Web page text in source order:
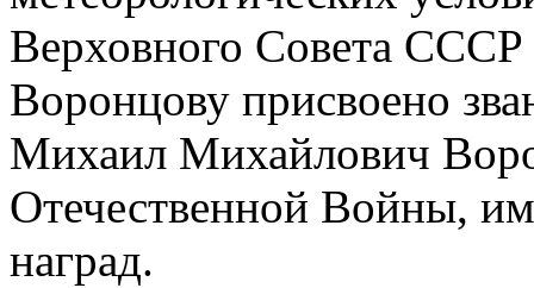
Верховного Совета
Воронцову присвоено
Михаил Михайлович
Отечественной Войны,
наград.